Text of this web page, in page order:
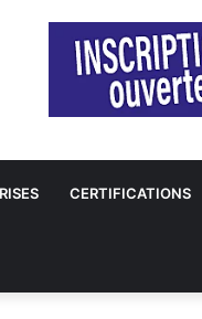
CERTIFICATIONS